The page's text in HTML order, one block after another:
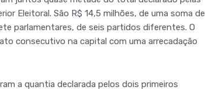
Eleitoral. São R$ 14,5 milhões, de uma soma de
parlamentares, de seis partidos diferentes. O
consecutivo na capital com uma arrecadação
a quantia declarada pelos dois primeiros